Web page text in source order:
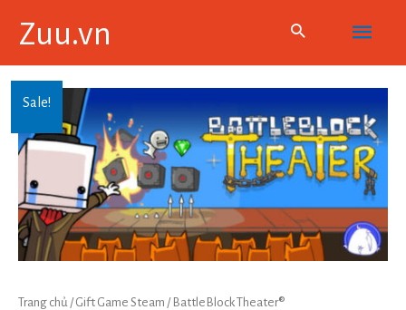
Zuu.vn
Main
Menu
Sale!
Trang chủ /Gift Game Steam / BattleBlock Theater®